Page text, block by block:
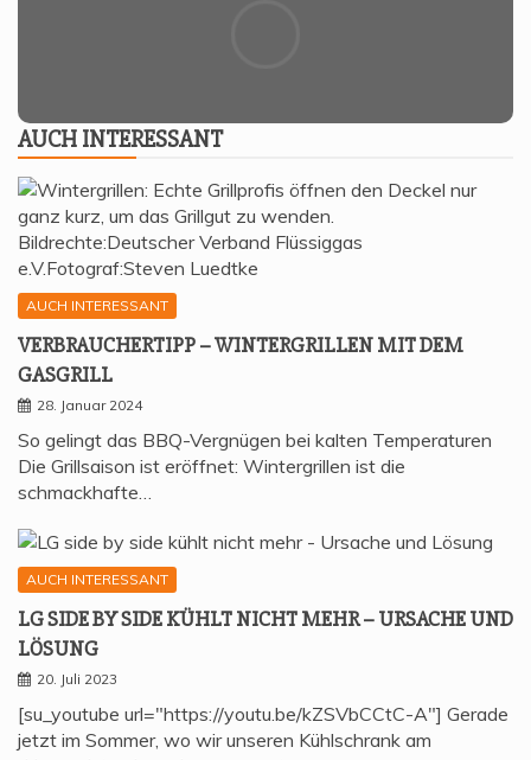
AUCH INTER­ES­SANT
AUCH INTERESSANT
VER­BRAU­CHER­TIPP – WIN­TER­GRIL­LEN MIT DEM
GASGRILL
28. Januar 2024
So gelingt das BBQ-Vergnügen bei kalten Temperaturen
Die Grillsaison ist eröffnet: Wintergrillen ist die
schmackhafte…
AUCH INTERESSANT
LG SIDE BY SIDE KÜHLT NICHT MEHR – URSA­CHE UND
LÖSUNG
20. Juli 2023
[su_youtube url="https://youtu.be/kZSVbCCtC-A"] Gerade
jetzt im Sommer, wo wir unseren Kühlschrank am